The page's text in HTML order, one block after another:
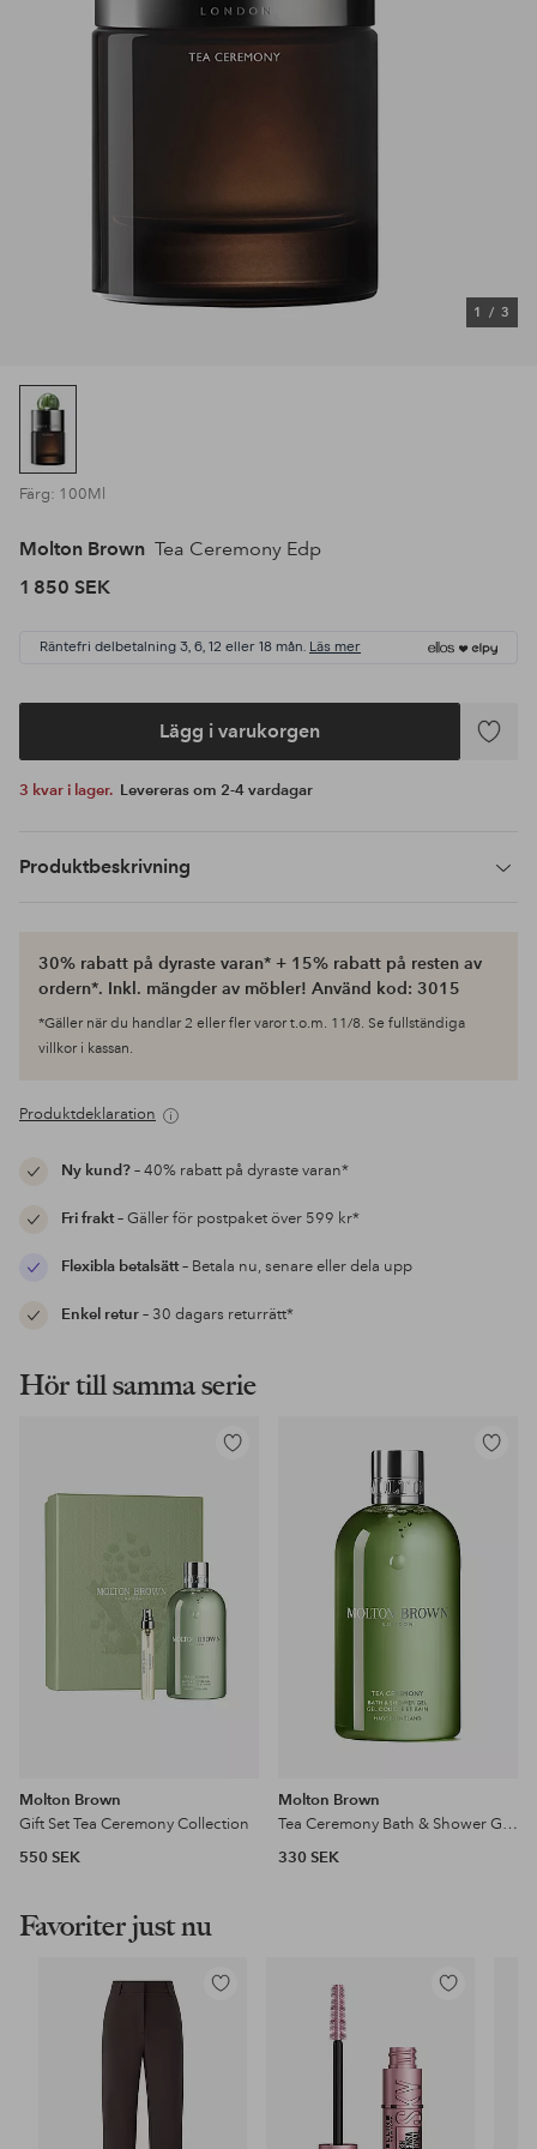
1 / 3
Färg: 100Ml
Molton Brown Tea Ceremony Edp
1 850 SEK
Räntefri delbetalning 3, 6, 12 eller 18 mån. Läs mer
Lägg i varukorgen
Lägg
3 kvar i lager. Levereras om 2-4 vardagar
Produktbeskrivning
30% rabatt på dyraste varan* + 15% rabatt på resten av
ordern*. Inkl. mängder av möbler! Använd kod: 3015
*Gäller när du handlar 2 eller fler varor t.o.m. 11/8. Se fullständiga
villkor i kassan.
Produktdeklaration
Ny kund?– 40% rabatt på dyraste varan*
Fri frakt– Gäller för postpaket över 599 kr*
Flexibla betalsätt– Betala nu, senare eller dela upp
Enkel retur– 30 dagars returrätt*
Hör till samma serie
Lägg
Molton Brown
Gift Set Tea Ceremony Collection
550 SEK
Lägg
Molton Brown
Tea Ceremony Bath & Shower Gel 300 Ml
330 SEK
Favoriter just nu
Lägg
Lägg